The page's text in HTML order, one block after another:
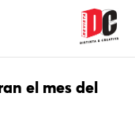
el mes del